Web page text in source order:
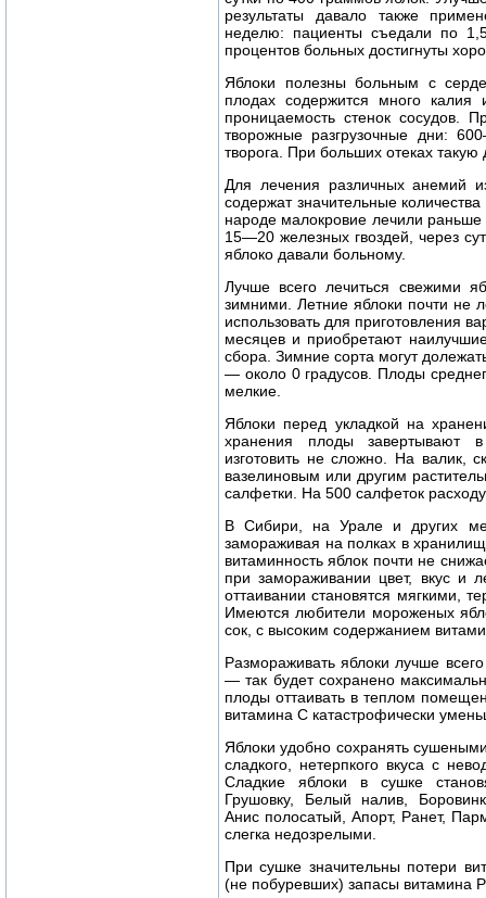
результаты давало также
неделю: пациенты съедали по
процентов больных достигнуты
Яблоки полезны больным с
плодах содержится много калия
проницаемость стенок сосудов.
творожные разгрузочные дни:
творога. При больших отеках
Для лечения различных анемий
содержат значительные
народе малокровие лечили
15—20 железных гвоздей, через
яблоко давали больному.
Лучше всего лечиться свежими
зимними. Летние яблоки почти не
использовать для приготовления
месяцев и приобретают
сбора. Зимние сорта могут
— около 0 градусов. Плоды
мелкие.
Яблоки перед укладкой на
хранения плоды завертывают
изготовить не сложно. На валик,
вазелиновым или другим
салфетки. На 500 салфеток
В Сибири, на Урале и других
замораживая на полках в
витаминность яблок почти не
при замораживании цвет, вкус и
оттаивании становятся мягкими,
Имеются любители мороженых
сок, с высоким содержанием
Размораживать яблоки лучше
— так будет сохранено
плоды оттаивать в теплом
витамина С катастрофически
Яблоки удобно сохранять
сладкого, нетерпкого вкуса с
Сладкие яблоки в сушке
Грушовку, Белый налив,
Анис полосатый, Апорт, Ранет,
слегка недозрелыми.
При сушке значительны потери
(не побуревших) запасы витамина